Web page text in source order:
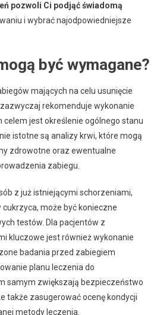
pozwoli Ci podjąć świadomą
i wybrać najodpowiedniejsze
być wymagane?
mających na celu usunięcie
rekomenduje wykonanie
celem jest określenie ogólnego stanu
istotne są analizy krwi, które mogą
zdrowotne oraz ewentualne
zabiegu.
z już istniejącymi schorzeniami,
może być konieczne
testów. Dla pacjentów z
kluczowe jest również wykonanie
badania przed zabiegiem
planu leczenia do
samym zwiększają bezpieczeństwo
także zasugerować ocenę kondycji
metody leczenia.